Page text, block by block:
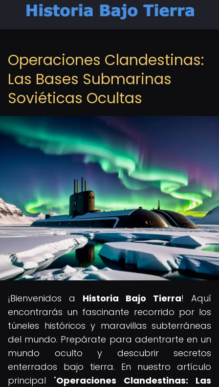
Operaciones Clandestinas:
Las Bases Submarinas
Soviéticas Ocultas
¡Bienvenidos a Historia Bajo Tierra! Aquí
encontrarás un fascinante recorrido por los
túneles históricos y maravillas subterráneas
del mundo. Prepárate para adentrarte en un
mundo oculto y descubrir secretos
enterrados bajo tierra. En nuestro artículo
principal "Operaciones Clandestinas: Las